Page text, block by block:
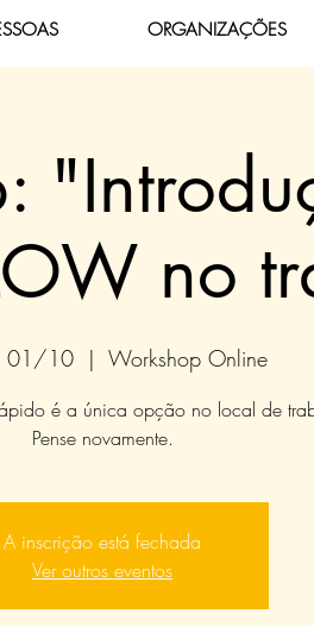
ORGANIZAÇÕES
no
01/10
  |
Workshop Online
é a única opção no local de
Pense novamente.
A inscrição está fechada
Ver outros eventos